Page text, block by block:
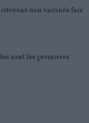
non vaccinés face
sont les premières